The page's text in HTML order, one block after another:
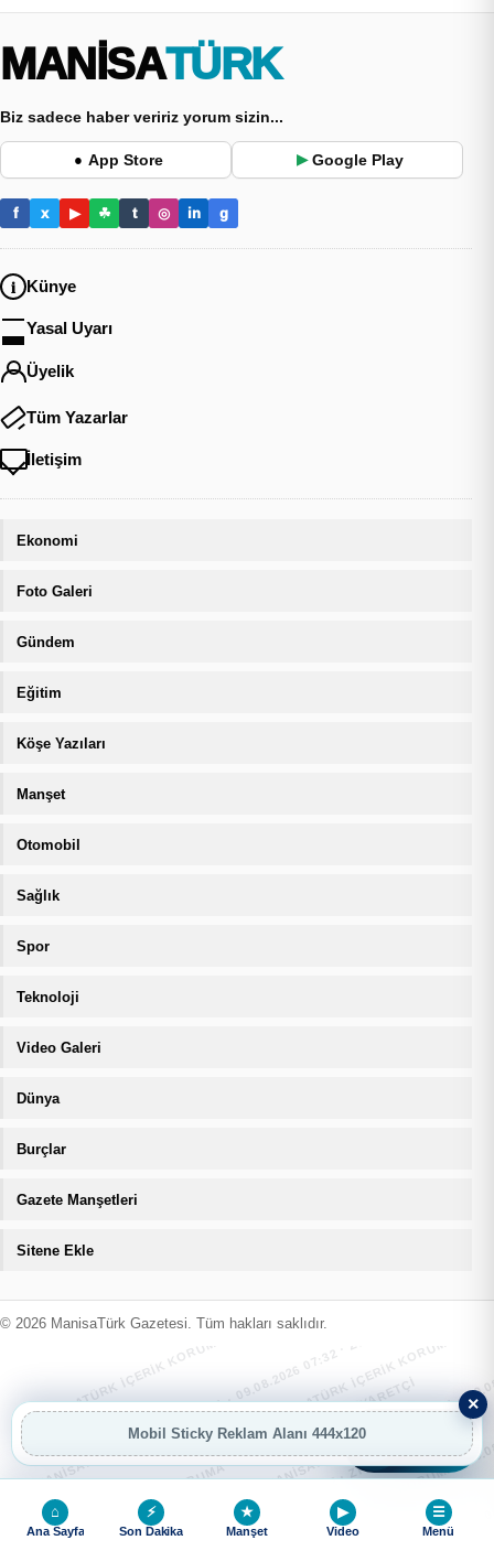
MANİSA TÜRK
Biz sadece haber veririz yorum sizin...
● App Store ▶ Google Play
f x ▶ ☘ t ◎ in g
Künye
Yasal Uyarı
Üyelik
Tüm Yazarlar
İletişim
Ekonomi
Foto Galeri
Gündem
Eğitim
Köşe Yazıları
Manşet
Otomobil
Sağlık
Spor
Teknoloji
Video Galeri
Dünya
Burçlar
Gazete Manşetleri
Sitene Ekle
© 2026 ManisaTürk Gazetesi. Tüm hakları saklıdır.
×
Mobil Sticky Reklam Alanı 444x120
⌂
Ana Sayfa
⚡
Son Dakika
★
Manşet
▶
Video
☰
Menü
MANİSATÜRK İÇERİK KORUMA · 09.08.2026 07:32 · ZIYARETÇI
MANİSATÜRK İÇERİK KORUMA
MANİSATÜRK İÇERİK KORUMA · 09.08.2026 07:32 · ZIYARETÇI
MANİSATÜRK İÇERİK KORUMA
MANİSATÜRK İÇERİK KORUMA · 09.08.2026 07:32 · ZIYARETÇI
MANİSATÜRK İÇERİK KORUMA